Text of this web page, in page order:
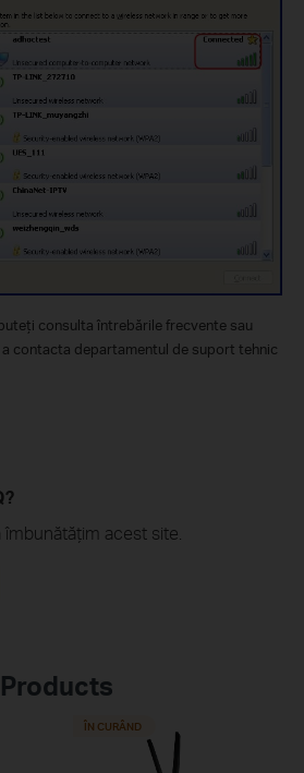
consulta întrebările frecvente sau
contacta departamentul de suport tehnic
îmbunătățim acest site.
ÎN CURÂND